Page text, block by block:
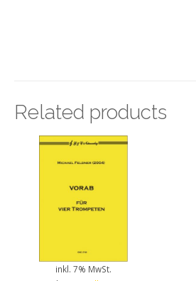
Related products
inkl. 7% MwSt.